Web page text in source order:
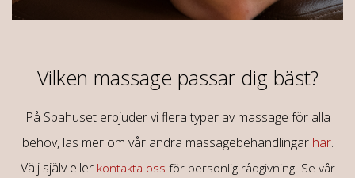
Vilken massage passar dig bäst?
På Spahuset erbjuder vi flera typer av massage för alla
behov, läs mer om vår andra massagebehandlingar här.
Välj själv eller kontakta oss för personlig rådgivning. Se vår